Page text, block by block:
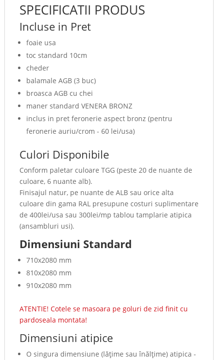
SPECIFICATII PRODUS
Incluse in Pret
foaie usa
toc standard 10cm
cheder
balamale AGB (3 buc)
broasca AGB cu chei
maner standard VENERA BRONZ
inclus in pret feronerie aspect bronz (pentru
feronerie auriu/crom - 60 lei/usa)
Culori Disponibile
Conform paletar culoare TGG (peste 20 de nuante de
culoare, 6 nuante alb).
Finisajul natur, pe nuante de ALB sau orice alta
culoare din gama RAL presupune costuri suplimentare
de 400lei/usa sau 300lei/mp tablou tamplarie atipica
(ansambluri usi).
Dimensiuni Standard
710x2080 mm
810x2080 mm
910x2080 mm
ATENTIE! Cotele se masoara pe goluri de zid finit cu
pardoseala montata!
Dimensiuni atipice
O singura dimensiune (lăţime sau înălţime) atipica -